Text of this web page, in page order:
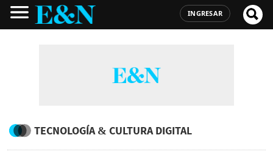
INGRESAR
TECNOLOGÍA & CULTURA DIGITAL